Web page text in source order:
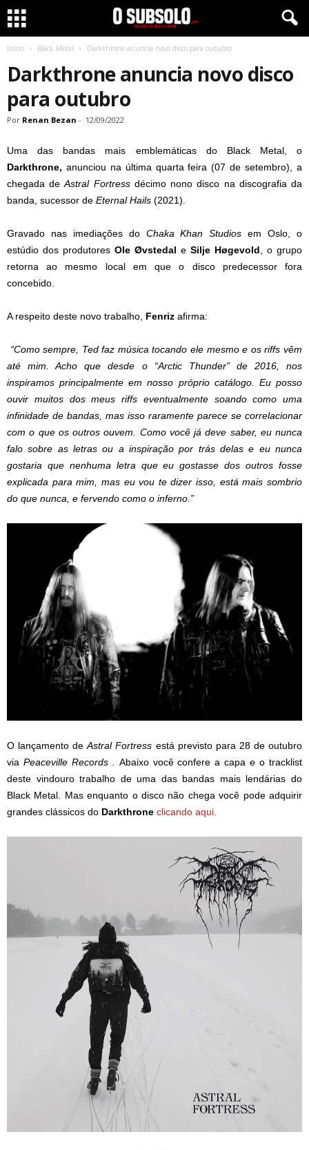
Início Black Metal Darkthrone anuncia novo disco para outubro
Darkthrone anuncia novo disco
para outubro
Por Renan Bezan - 12/09/2022
Uma das bandas mais emblemáticas do Black Metal, o
Darkthrone, anunciou na última quarta feira (07 de setembro), a
chegada deAstral Fortressdécimo nono disco na discografia da
banda, sucessor de Eternal Hails (2021).
Gravado nas imediações do Chaka Khan Studios em Oslo, o
estúdio dos produtores Ole Øvstedal e Silje Høgevold , o grupo
retorna ao mesmo local em que o disco predecessor fora
concebido.
A respeito deste novo trabalho, Fenriz afirma:
“Como sempre, Ted faz música tocando ele mesmo e os riffs vêm
até mim. Acho que desde o “Arctic Thunder” de 2016, nos
inspiramos principalmente em nosso próprio catálogo. Eu posso
ouvir muitos dos meus riffs eventualmente soando como uma
infinidade de bandas, mas isso raramente parece se correlacionar
com o que os outros ouvem. Como você já deve saber, eu nunca
falo sobre as letras ou a inspiração por trás delas e eu nunca
gostaria que nenhuma letra que eu gostasse dos outros fosse
explicada para mim, mas eu vou te dizer isso, está mais sombrio
do que nunca, e fervendo como o inferno.”
O lançamento deAstral Fortress está previsto para 28 de outubro
via Peaceville Records . Abaixo você confere a capa e o tracklist
deste vindouro trabalho de uma das bandas mais lendárias do
Black Metal. Mas enquanto o disco não chega você pode adquirir
grandes clássicos do Darkthrone clicando aqui.